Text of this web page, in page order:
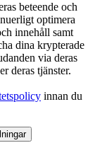
beteende och
optimera
innehåll samt
dina krypterade
via deras
deras tjänster.
innan du